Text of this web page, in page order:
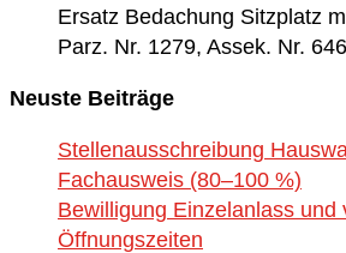
Ersatz Bedachung Sitzplatz
Parz. Nr. 1279, Assek. Nr. 646
Neuste Beiträge
Stellenausschreibung
Fachausweis (80–100 %)
Bewilligung Einzelanlass und
Öffnungszeiten